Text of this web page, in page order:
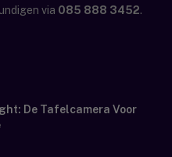
via 085 888 3452.
De Tafelcamera Voor